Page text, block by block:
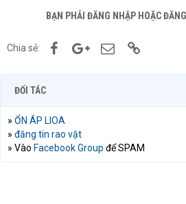
BẠN PHẢI ĐĂNG NHẬP HOẶC
Chia sẻ: FacebookGoogle+Email
ĐỐI TÁC
» ỔN ÁP LIOA
» đăng tin rao vặt
» Vào Facebook Group để SPAM